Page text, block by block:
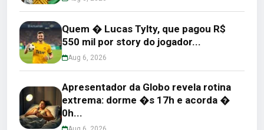
Quem � Lucas Tylty, que pagou R$
550 mil por story do jogador...
Aug 6, 2026
Apresentador da Globo revela rotina
extrema: dorme �s 17h e acorda �
0h...